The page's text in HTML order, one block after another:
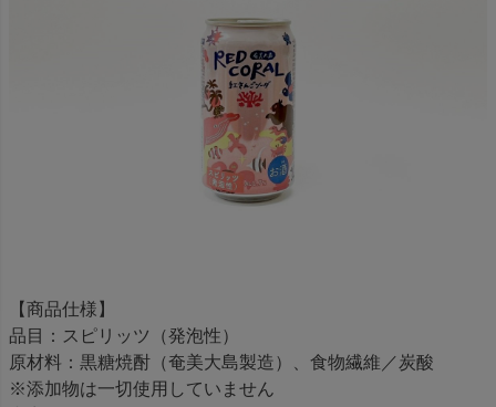
【商品仕様】
品目：スピリッツ（発泡性）
原材料：黒糖焼酎（奄美大島製造）、食物繊維／炭酸
※添加物は一切使用していません